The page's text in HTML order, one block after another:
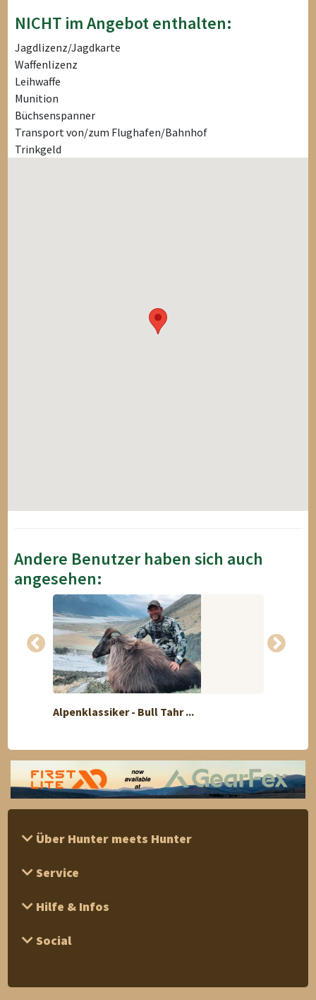
NICHT im Angebot enthalten:
Jagdlizenz/Jagdkarte
Waffenlizenz
Leihwaffe
Munition
Büchsenspanner
Transport von/zum Flughafen/Bahnhof
Trinkgeld
Andere Benutzer haben sich auch
angesehen:
Alpenklassiker - Bull Tahr ...
Über Hunter meets Hunter
Service
Hilfe & Infos
Social